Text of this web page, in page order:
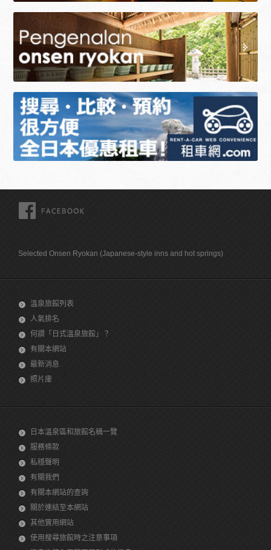
Selected Onsen Ryokan (Japanese-style inns and hot springs)
溫泉旅館列表
人氣排名
何謂「日式溫泉旅館」？
有關本網站
最新消息
照片庫
日本溫泉區和旅館名稱一覽
服務條款
私穩聲明
有關我們
有關本網站的查詢
關於連結至本網站
其他實用網站
使用搜尋旅館時之注意事項